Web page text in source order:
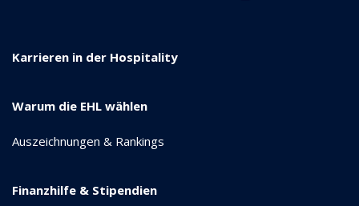
Karrieren in der Hospitality
Warum die EHL wählen
Auszeichnungen & Rankings
Finanzhilfe & Stipendien